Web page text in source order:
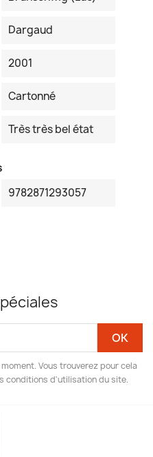
Dargaud
2001
Cartonné
Très très bel état
9782871293057
Vous trouverez pour cela
conditions d'utilisation du site.